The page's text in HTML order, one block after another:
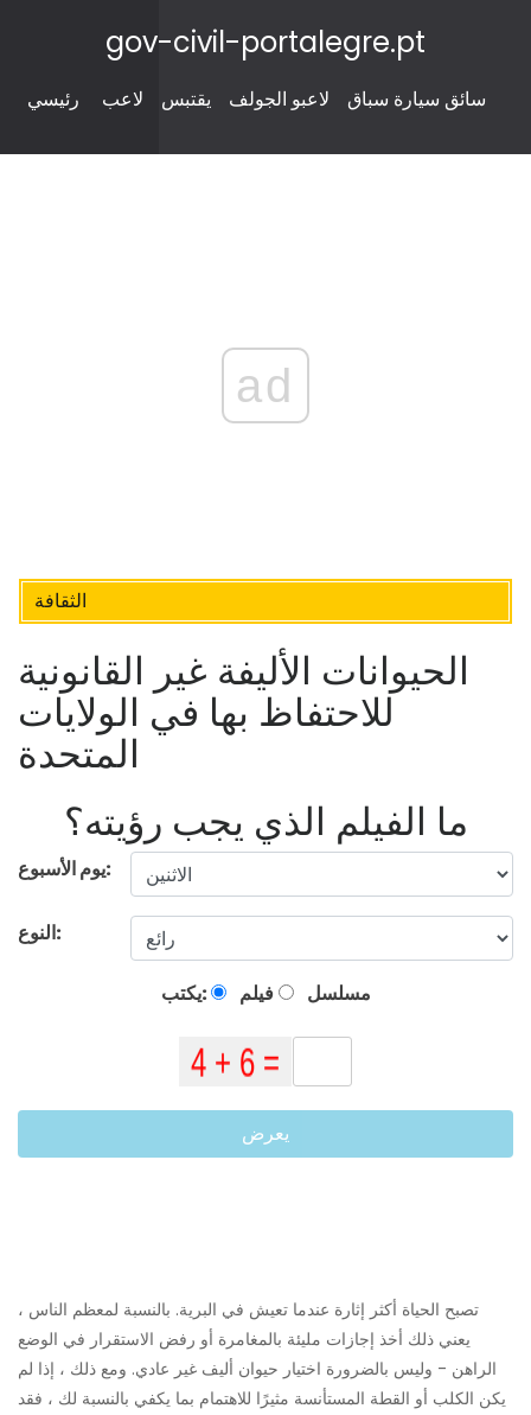
gov-civil-portalegre.pt
رئيسي لاعب يقتبس لاعبو الجولف سائق سيارة سباق
ad
الثقافة
الحيوانات الأليفة غير القانونية
للاحتفاظ بها في الولايات
المتحدة
ما الفيلم الذي يجب رؤيته؟
يوم الأسبوع:
النوع:
يكتب: فيلم مسلسل
يعرض
تصبح الحياة أكثر إثارة عندما تعيش في البرية. بالنسبة لمعظم الناس ،
يعني ذلك أخذ إجازات مليئة بالمغامرة أو رفض الاستقرار في الوضع
الراهن - وليس بالضرورة اختيار حيوان أليف غير عادي. ومع ذلك ، إذا لم
يكن الكلب أو القطة المستأنسة مثيرًا للاهتمام بما يكفي بالنسبة لك ، فقد